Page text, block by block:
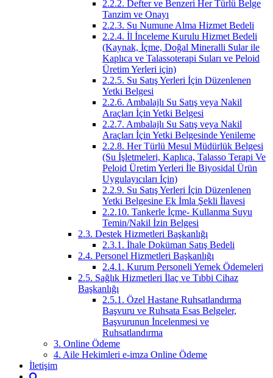
2.2.2. Defter ve Benzeri Her Türlü Belge
Tanzim ve Onayı
2.2.3. Su Numune Alma Hizmet Bedeli
2.2.4. İl İnceleme Kurulu Hizmet Bedeli
(Kaynak, İçme, Doğal Mineralli Sular ile
Kaplıca ve Talassoterapi Suları ve Peloid
Üretim Yerleri için)
2.2.5. Su Satış Yerleri İçin Düzenlenen
Yetki Belgesi
2.2.6. Ambalajlı Su Satış veya Nakil
Araçları İçin Yetki Belgesi
2.2.7. Ambalajlı Su Satış veya Nakil
Araçları İçin Yetki Belgesinde Yenileme
2.2.8. Her Türlü Mesul Müdürlük Belgesi
(Su İşletmeleri, Kaplıca, Talasso Terapi Ve
Peloid Üretim Yerleri İle Biyosidal Ürün
Uygulayıcıları İçin)
2.2.9. Su Satış Yerleri İçin Düzenlenen
Yetki Belgesine Ek İmla Şekli İlavesi
2.2.10. Tankerle İçme- Kullanma Suyu
Temin/Nakil İzin Belgesi
2.3. Destek Hizmetleri Başkanlığı
2.3.1. İhale Doküman Satış Bedeli
2.4. Personel Hizmetleri Başkanlığı
2.4.1. Kurum Personeli Yemek Ödemeleri
2.5. Sağlık Hizmetleri İlaç ve Tıbbi Cihaz
Başkanlığı
2.5.1. Özel Hastane Ruhsatlandırma
Başvuru ve Ruhsata Esas Belgeler,
Başvurunun İncelenmesi ve
Ruhsatlandırma
3. Online Ödeme
4. Aile Hekimleri e-imza Online Ödeme
İletişim